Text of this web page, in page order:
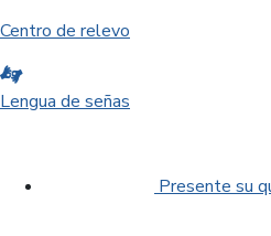
Centro de relevo
Lengua de señas
Presente su